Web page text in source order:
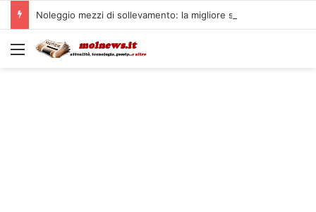
Noleggio mezzi di sollevamento: la migliore soluzione
Menu